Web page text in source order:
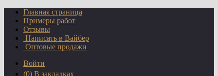
Главная страница
Примеры работ
Отзывы
Написать в Вайбер
Оптовые продажи
Войти
(0) В закладках